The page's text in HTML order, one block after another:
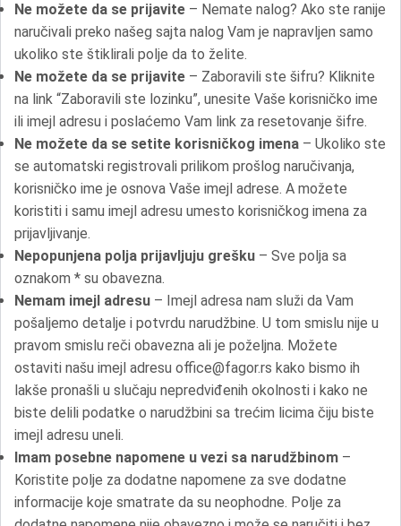
Ne možete da se prijavite – Nemate nalog? Ako ste ranije
naručivali preko našeg sajta nalog Vam je napravljen samo
ukoliko ste štiklirali polje da to želite.
Ne možete da se prijavite – Zaboravili ste šifru? Kliknite
na link “Zaboravili ste lozinku”, unesite Vaše korisničko ime
ili imejl adresu i poslaćemo Vam link za resetovanje šifre.
Ne možete da se setite korisničkog imena – Ukoliko ste
se automatski registrovali prilikom prošlog naručivanja,
korisničko ime je osnova Vaše imejl adrese. A možete
koristiti i samu imejl adresu umesto korisničkog imena za
prijavljivanje.
Nepopunjena polja prijavljuju grešku – Sve polja sa
oznakom * su obavezna.
Nemam imejl adresu – Imejl adresa nam služi da Vam
pošaljemo detalje i potvrdu narudžbine. U tom smislu nije u
pravom smislu reči obavezna ali je poželjna. Možete
ostaviti našu imejl adresu office@fagor.rs kako bismo ih
lakše pronašli u slučaju nepredviđenih okolnosti i kako ne
biste delili podatke o narudžbini sa trećim licima čiju biste
imejl adresu uneli.
Imam posebne napomene u vezi sa narudžbinom –
Koristite polje za dodatne napomene za sve dodatne
informacije koje smatrate da su neophodne. Polje za